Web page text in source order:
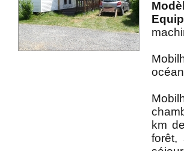
km
forêt,